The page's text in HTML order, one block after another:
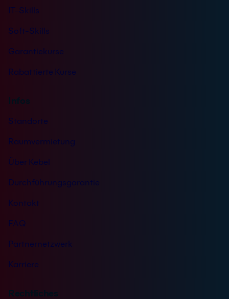
IT-Skills
Soft-Skills
Garantiekurse
Rabattierte Kurse
Infos
Standorte
Raumvermietung
Über Kebel
Durchführungsgarantie
Kontakt
FAQ
Partnernetzwerk
Karriere
Rechtliches